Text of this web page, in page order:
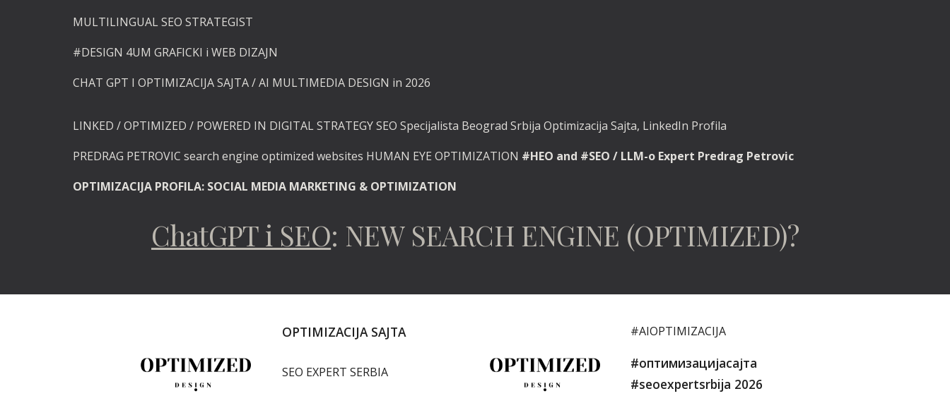
MULTILINGUAL SEO STRATEGIST
#DESIGN 4UM GRAFICKI i WEB DIZAJN
CHAT GPT I OPTIMIZACIJA SAJTA / AI MULTIMEDIA DESIGN in 2026
LINKED / OPTIMIZED / POWERED IN DIGITAL STRATEGY SEO Specijalista Beograd Srbija Optimizacija Sajta, LinkedIn Profila
PREDRAG PETROVIC search engine optimized websites HUMAN EYE OPTIMIZATION #HEO and #SEO / LLM-o Expert Predrag Petrovic
OPTIMIZACIJA PROFILA: SOCIAL MEDIA MARKETING & OPTIMIZATION
ChatGPT i SEO: NEW SEARCH ENGINE (OPTIMIZED)?
OPTIMIZACIJA SAJTA
SEO EXPERT SERBIA
#AIOPTIMIZACIJA
#оптимизацијасајта
#seoexpertsrbija 2026